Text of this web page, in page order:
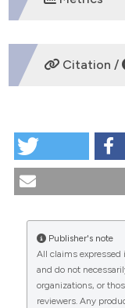
CITATIONS
Citation /
Malattia,
https://doi.org/
More Citation
Publisher's note
All claims expressed
and do not
organizations, or
reviewers. Any